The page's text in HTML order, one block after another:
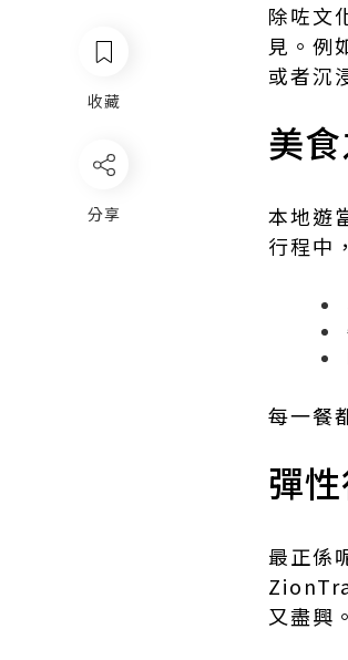
收藏
分享
除咗文
見。例
或者沉
美
本地遊
行程中
每一餐
彈
最正係
又盡興。